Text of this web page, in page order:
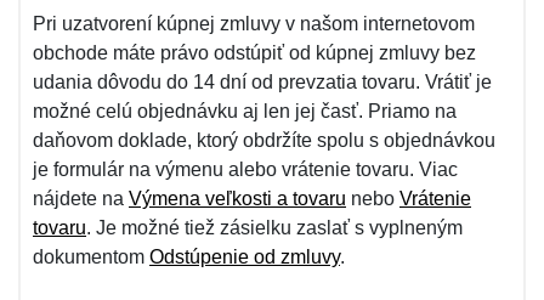
Pri uzatvorení kúpnej zmluvy v našom internetovom
obchode máte právo odstúpiť od kúpnej zmluvy bez
udania dôvodu do 14 dní od prevzatia tovaru. Vrátiť je
možné celú objednávku aj len jej časť. Priamo na
daňovom doklade, ktorý obdržíte spolu s objednávkou
je formulár na výmenu alebo vrátenie tovaru. Viac
nájdete na Výmena veľkosti a tovaru nebo Vrátenie
tovaru. Je možné tiež zásielku zaslať s vyplneným
dokumentom Odstúpenie od zmluvy.